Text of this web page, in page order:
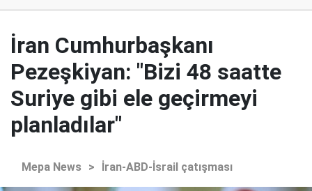
İran Cumhurbaşkanı
Pezeşkiyan: "Bizi 48 saatte
Suriye gibi ele geçirmeyi
planladılar"
Mepa News > İran-ABD-İsrail çatışması